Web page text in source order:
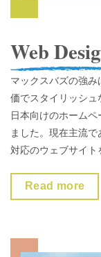
Web
マックスバズの強
価でスタイリッシュ
日本向けのホーム
ました。現在主流
対応のウェブサイト
Read more